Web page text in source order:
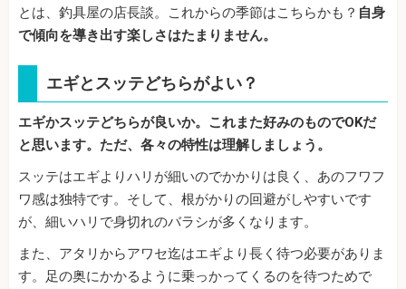
とは、釣具屋の店長談。これからの季節はこちらかも？ 自身
で傾向を導き出す楽しさはたまりません。
エギとスッテどちらがよい？
エギかスッテどちらが良いか。これまた好みのものでOKだ
と思います。ただ、各々の特性は理解しましょう。
スッテはエギよりハリが細いのでかかりは良く、あのフワフ
ワ感は独特です。そして、根がかりの回避がしやすいです
が、細いハリで身切れのバラシが多くなります。
また、アタリからアワセ迄はエギより長く待つ必要がありま
す。足の奥にかかるように乗っかってくるのを待つためで